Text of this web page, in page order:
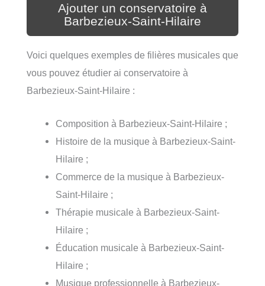
Ajouter un conservatoire à
Barbezieux-Saint-Hilaire
Voici quelques exemples de filières musicales que
vous pouvez étudier ai conservatoire à
Barbezieux-Saint-Hilaire :
Composition à Barbezieux-Saint-Hilaire ;
Histoire de la musique à Barbezieux-Saint-
Hilaire ;
Commerce de la musique à Barbezieux-
Saint-Hilaire ;
Thérapie musicale à Barbezieux-Saint-
Hilaire ;
Éducation musicale à Barbezieux-Saint-
Hilaire ;
Musique professionnelle à Barbezieux-